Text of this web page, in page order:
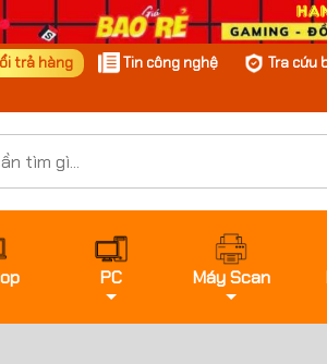
trả hàng Tin công nghệ Tra cứu
PC Máy Scan